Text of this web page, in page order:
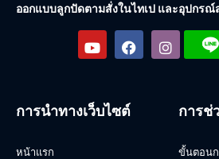
ออกแบบลูกปัดตามสั่งในไทเป และอุปกรณ์
การนำทางเว็บไซต์
หน้าแรก
การช่
ขั้นตอนก